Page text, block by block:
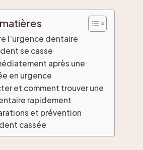
l’urgence dentaire
se casse
après une
en urgence
et comment trouver une
rapidement
et prévention
cassée